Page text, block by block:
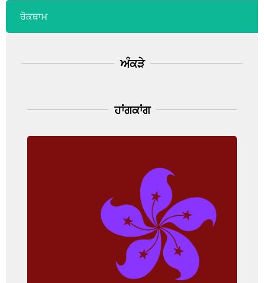
ਰੋਕਥਾਮ
ਅੰਕੜੇ
ਹਾਂਗਕਾਂਗ
ਹਾਂਗਕਾਂਗ
ਘਟਨਾ ਦੀ ਦਰ: 65.5 ਪ੍ਰਤੀ 100,000 ਆਬਾਦੀ
(ਔਰਤ)
ਮੌਤ ਦਰ: 9.3 ਪ੍ਰਤੀ 100,000
ਆਬਾਦੀ (ਔਰਤ)
(Hong Kong Cancer Registry, 2020)